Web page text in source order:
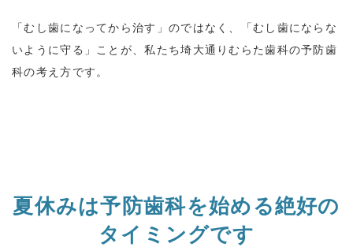
「むし歯になってから治す」のではなく、「むし歯にならな
いように守る」ことが、私たち埼大通りむらた歯科の予防歯
科の考え方です。
夏休みは予防歯科を始める絶好の
タイミングです